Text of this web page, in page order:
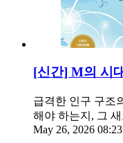
[신간] M의 시대
급격한 인구 구조
해야 하는지, 그
May 26, 2026